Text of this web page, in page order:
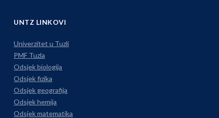
UNTZ LINKOVI
Univerzitet u Tuzli
PMF Tuzla
Odsjek biologija
Odsjek fizika
Odsjek geografija
Odsjek hemija
Odsjek matematika